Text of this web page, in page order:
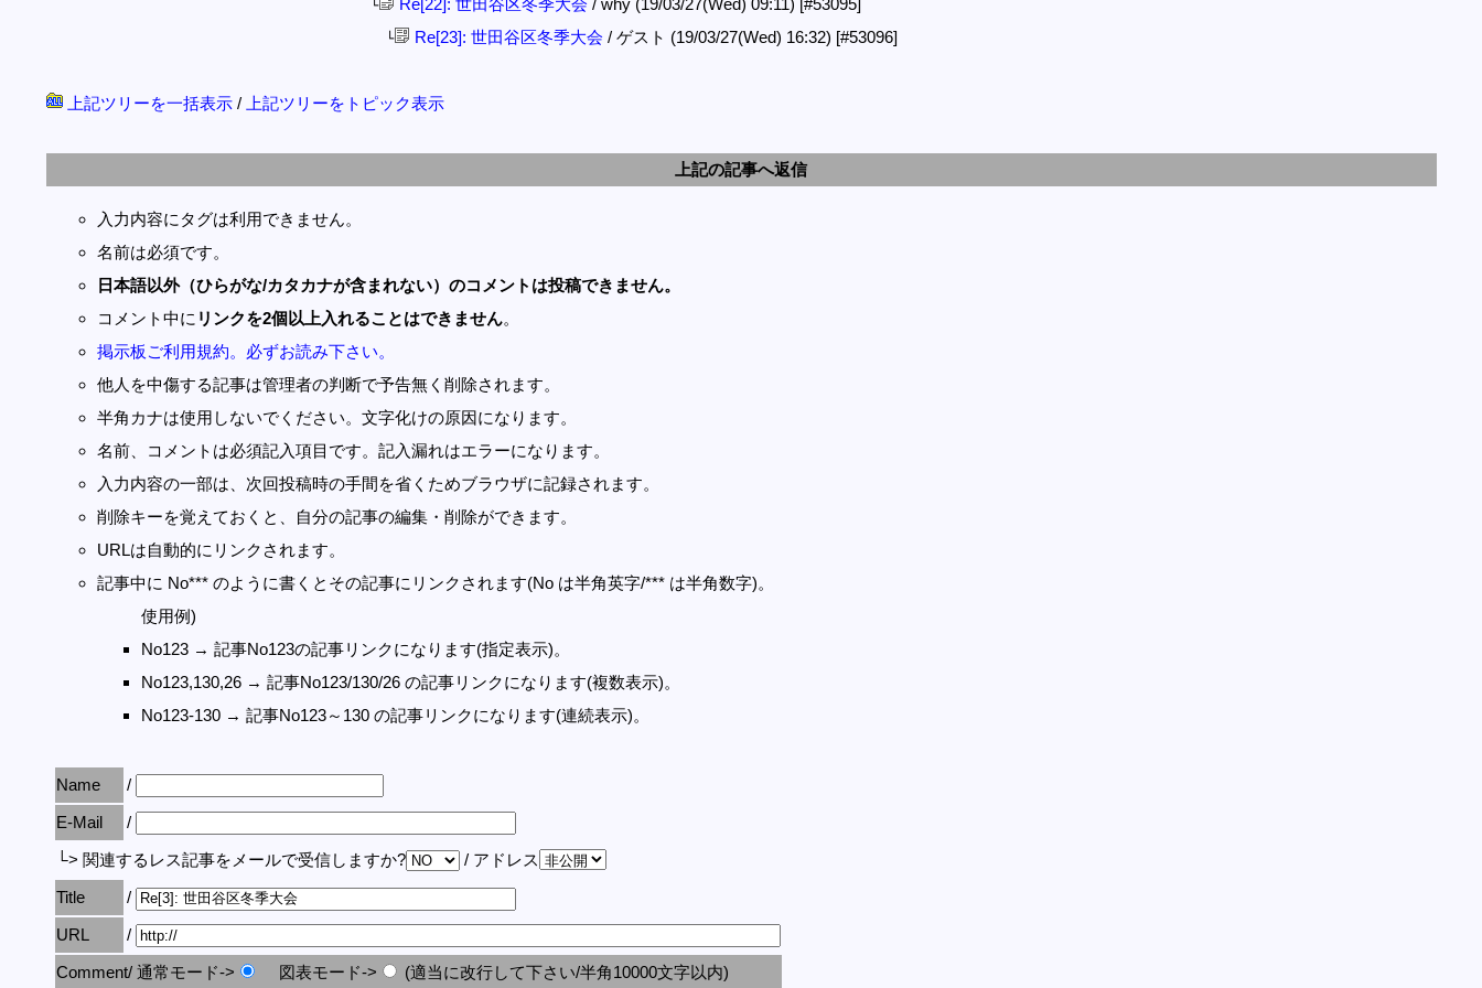
└ Re[22]: 世田谷区冬季大会 / why (19/03/27(Wed) 09:11) [#53095]
└ Re[23]: 世田谷区冬季大会 / ゲスト (19/03/27(Wed) 16:32) [#53096]
上記ツリーを一括表示/ 上記ツリーをトピック表示
上記の記事へ返信
入力内容にタグは利用できません。
名前は必須です。
日本語以外（ひらがな/カタカナが含まれない）のコメントは投稿できません。
コメント中に リンクを2個以上入れることはできません。
掲示板ご利用規約。必ずお読み下さい。
他人を中傷する記事は管理者の判断で予告無く削除されます。
半角カナは使用しないでください。文字化けの原因になります。
名前、コメントは必須記入項目です。記入漏れはエラーになります。
入力内容の一部は、次回投稿時の手間を省くためブラウザに記録されます。
削除キーを覚えておくと、自分の記事の編集・削除ができます。
URLは自動的にリンクされます。
記事中に No*** のように書くとその記事にリンクされます(No は半角英字/*** は半角数字)。
使用例)
No123 → 記事No123の記事リンクになります(指定表示)。
No123,130,26 → 記事No123/130/26 の記事リンクになります(複数表示)。
No123-130 → 記事No123～130 の記事リンクになります(連続表示)。
Name
/
E-Mail
/
└> 関連するレス記事をメールで受信しますか?
/ アドレス
Title
/
URL
/
Comment/ 通常モード->
図表モード-> (適当に改行して下さい/半角10000文字以内)